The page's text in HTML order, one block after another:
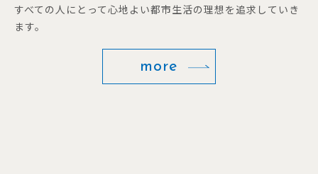
すべての人にとって心地よい都市生活の理想を追求していき
ます。
more